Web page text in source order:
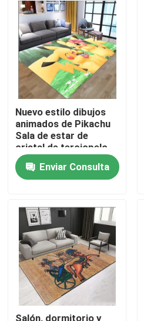
Hogar
PRODUCTOS
vídeos
Viaje de la fábrica
Control de calidad
Pida una cita
Nuevo estilo dibujos
animados de Pikachu
Sala de estar de
cristal de terciopelo
para niños, dormitorio
Sala de estar
Alfombras de piso
Enviar Consulta
Salón, dormitorio y